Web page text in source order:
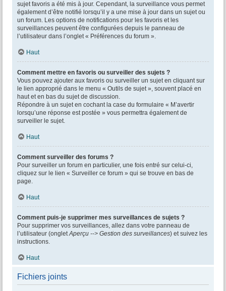
sujet favoris a été mis à jour. Cependant, la surveillance vous permet
également d’être notifié lorsqu’il y a une mise à jour dans un sujet ou
un forum. Les options de notifications pour les favoris et les
surveillances peuvent être configurées depuis le panneau de
l’utilisateur dans l’onglet « Préférences du forum ».
Haut
Comment mettre en favoris ou surveiller des sujets ?
Vous pouvez ajouter aux favoris ou surveiller un sujet en cliquant sur
le lien approprié dans le menu « Outils de sujet », souvent placé en
haut et en bas du sujet de discussion.
Répondre à un sujet en cochant la case du formulaire « M’avertir
lorsqu’une réponse est postée » vous permettra également de
surveiller le sujet.
Haut
Comment surveiller des forums ?
Pour surveiller un forum en particulier, une fois entré sur celui-ci,
cliquez sur le lien « Surveiller ce forum » qui se trouve en bas de
page.
Haut
Comment puis-je supprimer mes surveillances de sujets ?
Pour supprimer vos surveillances, allez dans votre panneau de
l’utilisateur (ongletAperçu --> Gestion des surveillances) et suivez les
instructions.
Haut
Fichiers joints